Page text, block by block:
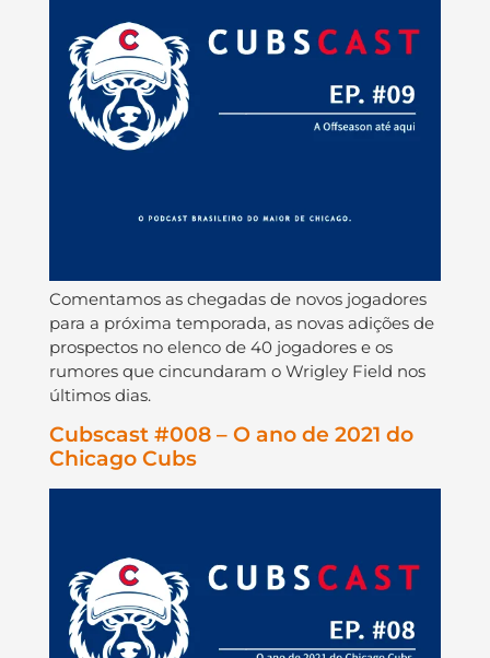
Comentamos as chegadas de novos jogadores
para a próxima temporada, as novas adições de
prospectos no elenco de 40 jogadores e os
rumores que cincundaram o Wrigley Field nos
últimos dias.
Cubscast #008 – O ano de 2021 do
Chicago Cubs